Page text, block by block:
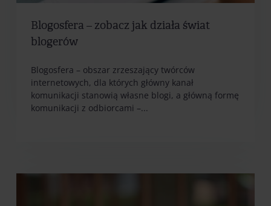
Blogosfera – zobacz jak działa świat
blogerów
Blogosfera – obszar zrzeszający twórców
internetowych, dla których główny kanał
komunikacji stanowią własne blogi, a główną formę
komunikacji z odbiorcami –...